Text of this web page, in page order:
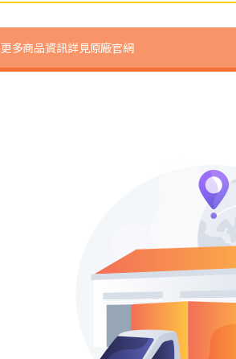
更多商品資訊詳見原廠官網